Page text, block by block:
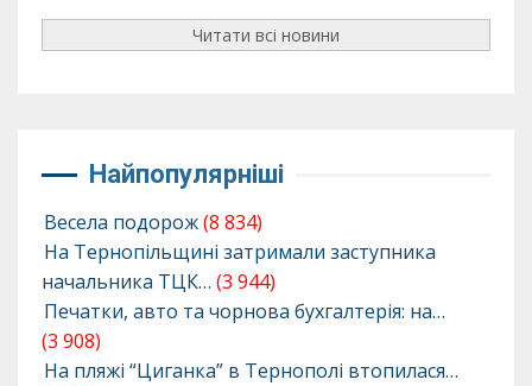
Читати всі новини
Найпопулярніші
Весела подорож(8 834)
На Тернопільщині затримали заступника
начальника ТЦК… (3 944)
Печатки, авто та чорнова бухгалтерія: на…
(3 908)
На пляжі “Циганка” в Тернополі втопилася…